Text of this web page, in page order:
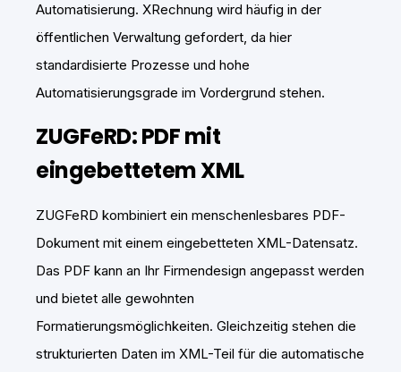
Automatisierung. XRechnung wird häufig in der
öffentlichen Verwaltung gefordert, da hier
standardisierte Prozesse und hohe
Automatisierungsgrade im Vordergrund stehen.
ZUGFeRD: PDF mit
eingebettetem XML
ZUGFeRD kombiniert ein menschenlesbares PDF-
Dokument mit einem eingebetteten XML-Datensatz.
Das PDF kann an Ihr Firmendesign angepasst werden
und bietet alle gewohnten
Formatierungsmöglichkeiten. Gleichzeitig stehen die
strukturierten Daten im XML-Teil für die automatische